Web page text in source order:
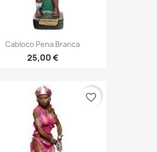
Cabloco Pena Branca
25,00 €
favorite_border